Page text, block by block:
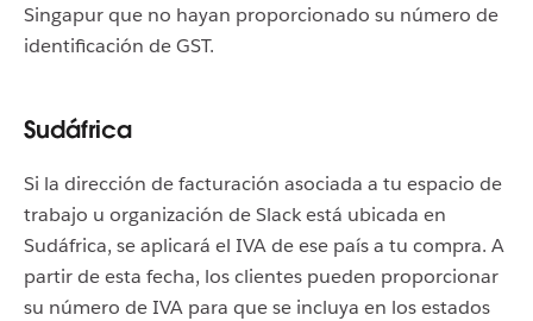
Singapur que no hayan proporcionado su número de
identificación de GST.
Sudáfrica
Si la dirección de facturación asociada a tu espacio de
trabajo u organización de Slack está ubicada en
Sudáfrica, se aplicará el IVA de ese país a tu compra. A
partir de esta fecha, los clientes pueden proporcionar
su número de IVA para que se incluya en los estados